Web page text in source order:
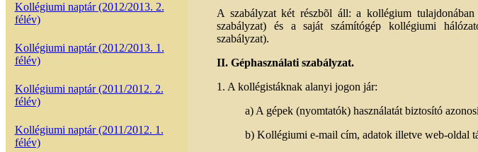
Kollégiumi naptár (2012/2013. 2.
félév)
Kollégiumi naptár (2012/2013. 1.
félév)
Kollégiumi naptár (2011/2012. 2.
félév)
Kollégiumi naptár (2011/2012. 1.
félév)
A szabályzat két részbõl áll: a kollégium tulajdonában
szabályzat) és a saját számítógép kollégiumi
szabályzat).
II. Géphasználati szabályzat.
1. A kollégistáknak alanyi jogon jár:
a) A gépek (nyomtatók) használatát biztosító
b) Kollégiumi e-mail cím, adatok illetve web-oldal